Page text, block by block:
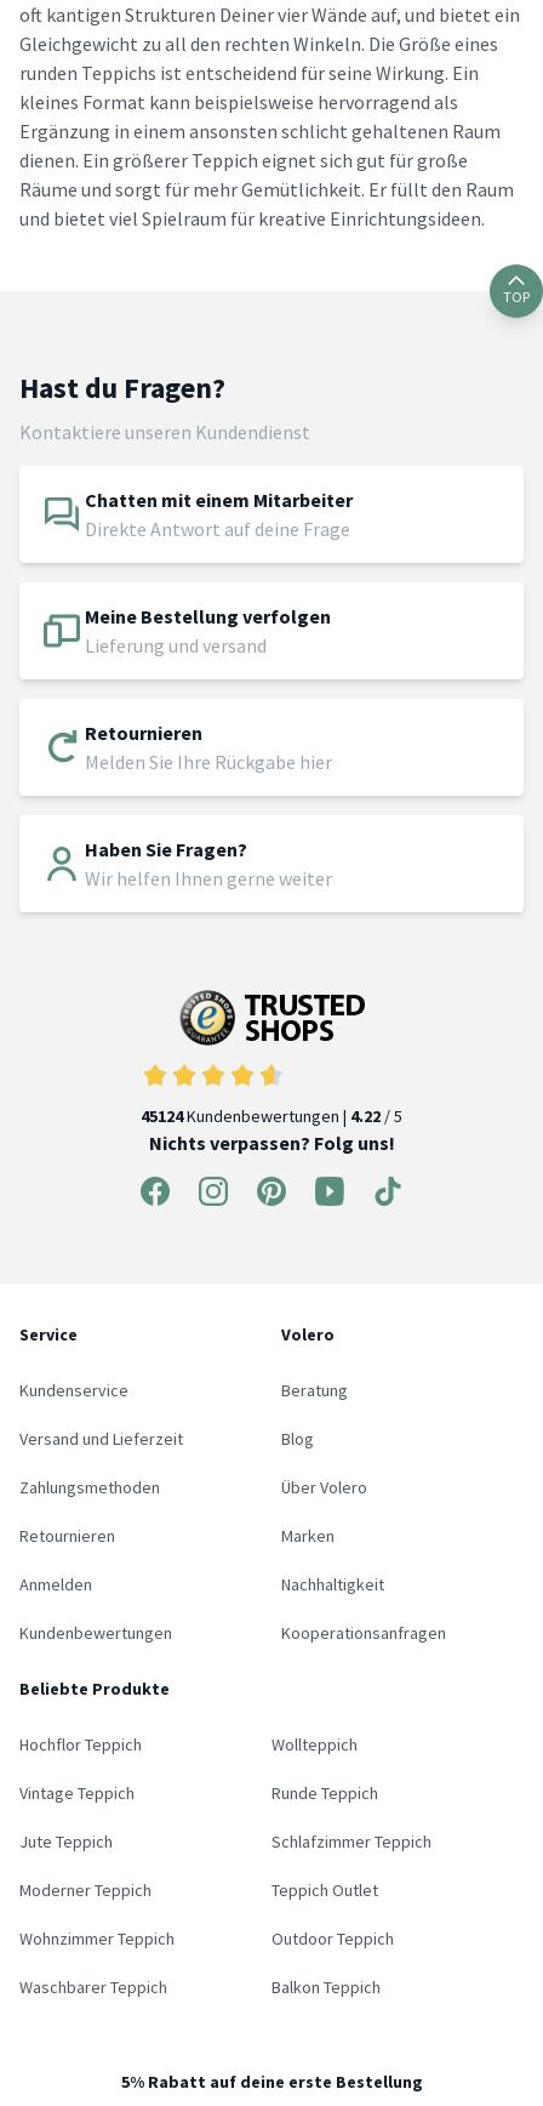
oft kantigen Strukturen Deiner vier Wände auf, und bietet ein
Gleichgewicht zu all den rechten Winkeln. Die Größe eines
runden Teppichs ist entscheidend für seine Wirkung. Ein
kleines Format kann beispielsweise hervorragend als
Ergänzung in einem ansonsten schlicht gehaltenen Raum
dienen. Ein größerer Teppich eignet sich gut für große
Räume und sorgt für mehr Gemütlichkeit. Er füllt den Raum
und bietet viel Spielraum für kreative Einrichtungsideen.
TOP
Hast du Fragen?
Kontaktiere unseren Kundendienst
Chatten mit einem Mitarbeiter
Direkte Antwort auf deine Frage
Meine Bestellung verfolgen
Lieferung und versand
Retournieren
Melden Sie Ihre Rückgabe hier
Haben Sie Fragen?
Wir helfen Ihnen gerne weiter
45124Kundenbewertungen | 4.22 / 5
Nichts verpassen? Folg uns!
Service
Kundenservice
Versand und Lieferzeit
Zahlungsmethoden
Retournieren
Anmelden
Kundenbewertungen
Volero
Beratung
Blog
Über Volero
Marken
Nachhaltigkeit
Kooperationsanfragen
Beliebte Produkte
Hochflor Teppich Wollteppich
Vintage Teppich Runde Teppich
Jute Teppich Schlafzimmer Teppich
Moderner Teppich Teppich Outlet
Wohnzimmer Teppich Outdoor Teppich
Waschbarer Teppich Balkon Teppich
5% Rabatt auf deine erste Bestellung